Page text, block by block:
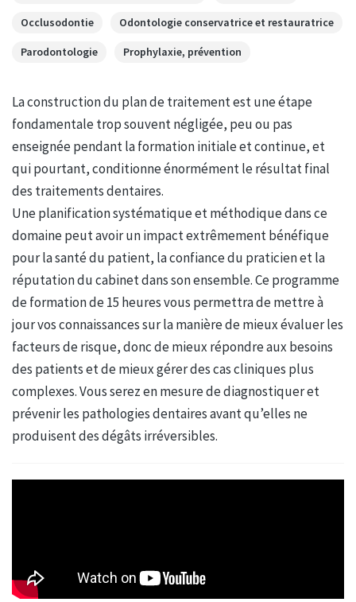
Occlusodontie Odontologie conservatrice et restauratrice
Parodontologie Prophylaxie, prévention
La construction du plan de traitement est une étape
fondamentale trop souvent négligée, peu ou pas
enseignée pendant la formation initiale et continue, et
qui pourtant, conditionne énormément le résultat final
des traitements dentaires.
Une planification systématique et méthodique dans ce
domaine peut avoir un impact extrêmement bénéfique
pour la santé du patient, la confiance du praticien et la
réputation du cabinet dans son ensemble. Ce programme
de formation de 15 heures vous permettra de mettre à
jour vos connaissances sur la manière de mieux évaluer les
facteurs de risque, donc de mieux répondre aux besoins
des patients et de mieux gérer des cas cliniques plus
complexes. Vous serez en mesure de diagnostiquer et
prévenir les pathologies dentaires avant qu’elles ne
produisent des dégâts irréversibles.